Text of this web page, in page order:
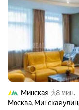
Минская
8 мин.
Москва, Минская